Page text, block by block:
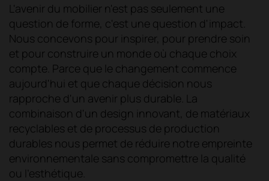
L'avenir du mobilier n'est pas seulement une
question de forme, c'est une question d'impact.
Nous concevons pour inspirer, pour prendre soin
et pour construire un monde où chaque choix
compte. Parce que le changement commence
aujourd'hui et que chaque décision nous
rapproche d'un avenir plus durable. La
combinaison d'un design innovant, de matériaux
recyclables et de processus de production
durables nous permet de réduire notre empreinte
environnementale sans compromettre la qualité
ou l'esthétique.